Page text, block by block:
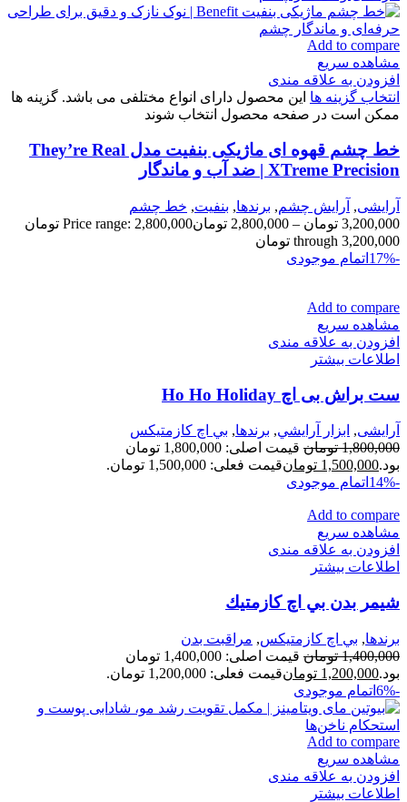
Add to compare
مشاهده سریع
افزودن به علاقه مندی
انتخاب گزینه ها این محصول دارای انواع مختلفی می باشد. گزینه ها
ممکن است در صفحه محصول انتخاب شوند
خط چشم قهوه ای ماژیکی بنفیت مدل They’re Real
XTreme Precision | ضد آب و ماندگار
آرایشی, آرايش چشم, برندها, بنفيت, خط چشم
3,200,000 تومان –
2,800,000 تومان
Price range: 2,800,000 تومان
through 3,200,000 تومان
-17%
اتمام موجودی
Add to compare
مشاهده سریع
افزودن به علاقه مندی
اطلاعات بیشتر
ست براش بی اچ Ho Ho Holiday
آرایشی, ابزار آرايشي, برندها, بي اچ كازمتيكس
1,800,000 تومان
قیمت اصلی: 1,800,000 تومان
بود.1,500,000 تومانقیمت فعلی: 1,500,000 تومان.
-14%
اتمام موجودی
Add to compare
مشاهده سریع
افزودن به علاقه مندی
اطلاعات بیشتر
شيمر بدن بي اچ كازمتيك
برندها, بي اچ كازمتيكس, مراقبت بدن
1,400,000 تومان
قیمت اصلی: 1,400,000 تومان
بود.1,200,000 تومانقیمت فعلی: 1,200,000 تومان.
-6%
اتمام موجودی
Add to compare
مشاهده سریع
افزودن به علاقه مندی
اطلاعات بیشتر